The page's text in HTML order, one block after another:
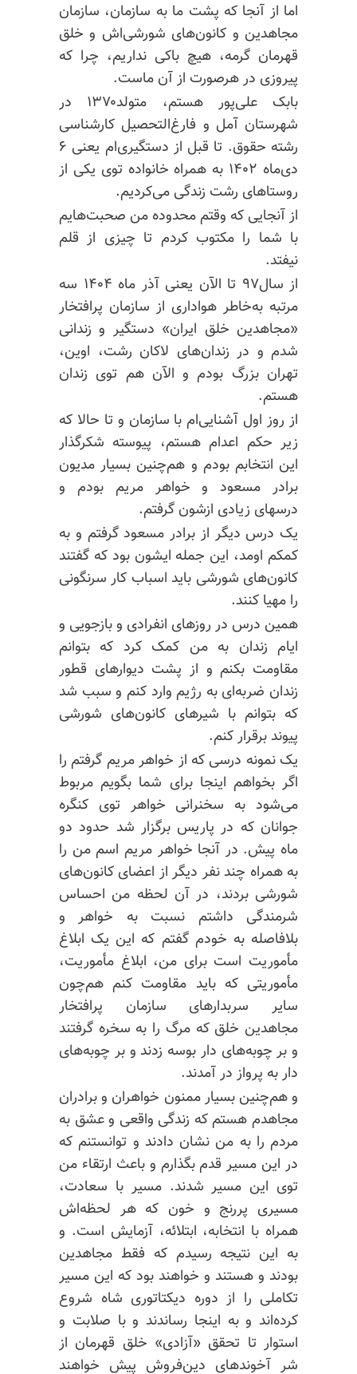
اما از آنجا که پشت ما به سازمان، سازمان
مجاهدین و کانون‌های شورشی‌اش و خلق
قهرمان گرمه، هیچ باکی نداریم، چرا که
پیروزی در هرصورت از آن ماست.
بابک علی‌پور هستم، متولد۱۳۷۰ در
شهرستان آمل و فارغ‌التحصیل کارشناسی
رشته حقوق. تا قبل از دستگیری‌ام یعنی ۶
دی‌ماه ۱۴۰۲ به همراه خانواده توی یکی از
روستاهای رشت زندگی می‌کردیم.
از آنجایی که وقتم محدوده من صحبت‌هایم
با شما را مکتوب کردم تا چیزی از قلم
نیفتد.
از سال۹۷ تا الآن یعنی آذر ماه ۱۴۰۴ سه
مرتبه به‌خاطر هواداری از سازمان پرافتخار
«مجاهدین خلق ایران» دستگیر و زندانی
شدم و در زندان‌های لاکان رشت، اوین،
تهران بزرگ بودم و الآن هم توی زندان
هستم.
از روز اول آشنایی‌ام با سازمان و تا حالا که
زیر حکم اعدام هستم، پیوسته شکرگذار
این انتخابم بودم و هم‌چنین بسیار مدیون
برادر مسعود و خواهر مریم بودم و
درسهای زیادی ازشون گرفتم.
یک درس دیگر از برادر مسعود گرفتم و به
کمکم اومد، این جمله ایشون بود که گفتند
کانون‌های شورشی باید اسباب کار سرنگونی
را مهیا کنند.
همین درس در روزهای انفرادی و بازجویی و
ایام زندان به من کمک کرد که بتوانم
مقاومت بکنم و از پشت دیوارهای قطور
زندان ضربه‌ای به رژیم وارد کنم و سبب شد
که بتوانم با شیرهای کانون‌های شورشی
پیوند برقرار کنم.
یک نمونه درسی که از خواهر مریم گرفتم را
اگر بخواهم اینجا برای شما بگویم مربوط
می‌شود به سخنرانی خواهر توی کنگره
جوانان که در پاریس برگزار شد حدود دو
ماه پیش. در آنجا خواهر مریم اسم من را
به همراه چند نفر دیگر از اعضای کانون‌های
شورشی بردند، در آن لحظه من احساس
شرمندگی داشتم نسبت به خواهر و
بلافاصله به خودم گفتم که این یک ابلاغ
مأموریت است برای من، ابلاغ مأموریت،
مأموریتی که باید مقاومت کنم هم‌چون
سایر سربدارهای سازمان پرافتخار
مجاهدین خلق که مرگ را به سخره گرفتند
و بر چوبه‌های دار بوسه زدند و بر چوبه‌های
دار به پرواز در آمدند.
و هم‌چنین بسیار ممنون خواهران و برادران
مجاهدم هستم که زندگی واقعی و عشق به
مردم را به من نشان دادند و توانستنم که
در این مسیر قدم بگذارم و باعث ارتقاء من
توی این مسیر شدند. مسیر با سعادت،
مسیری پررنج و خون که هر لحظه‌اش
همراه با انتخابه، ابتلائه، آزمایش است. و
به این نتیجه رسیدم که فقط مجاهدین
بودند و هستند و خواهند بود که این مسیر
تکاملی را از دوره دیکتاتوری شاه شروع
کرده‌اند و به اینجا رساندند و با صلابت و
استوار تا تحقق «آزادی» خلق قهرمان از
شر آخوندهای دین‌فروش پیش خواهند